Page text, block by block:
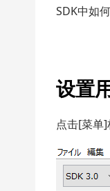
SDK中如
设置
点击[菜单